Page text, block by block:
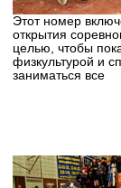
Этот номер
открытия
целью, чтобы
физкультурой и
заниматься все